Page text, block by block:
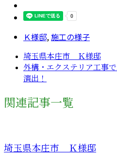
Ｋ様邸,施工の様子
埼玉県本庄市 Ｋ様邸
外構・エクステリア工事
演出！
関連記事一覧
埼玉県本庄市 Ｋ様邸